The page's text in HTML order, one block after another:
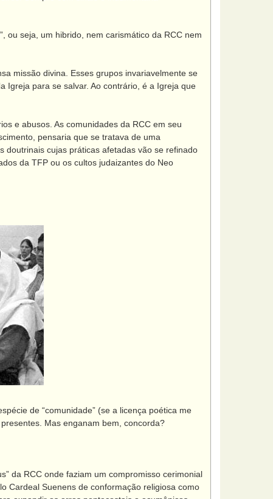
seja, um hibrido, nem carismático da RCC nem
missão divina. Esses grupos invariavelmente se
Igreja para se salvar. Ao contrário, é a Igreja que
e abusos. As comunidades da RCC em seu
pensaria que se tratava de uma
doutrinais cujas práticas afetadas vão se refinado
da TFP ou os cultos judaizantes do Neo
de “comunidade” (se a licença poética me
Mas enganam bem, concorda?
da RCC onde faziam um compromisso cerimonial
Cardeal Suenens de conformação religiosa como